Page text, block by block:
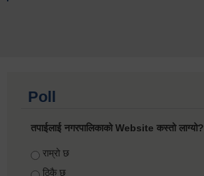
Poll
तपाईलाई नगरपालिकाको Website कस्तो लाग्यो?
Choices
राम्रो छ
ठिकै छ